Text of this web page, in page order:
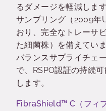
るダメージを軽減しま
サンプリング（2009年
おり、完全なトレーサ
た細菌株）を備えてい
バランスサプライチェ
で、RSPO認証の持続
します。
FibraShield™ C（フィ